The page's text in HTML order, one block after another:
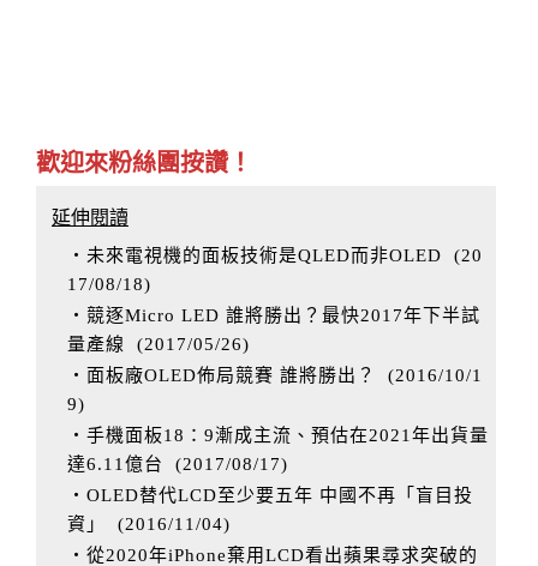
歡迎來粉絲團按讚！
延伸閱讀
‧未來電視機的面板技術是QLED而非OLED (20
17/08/18)
‧競逐Micro LED 誰將勝出？最快2017年下半試
量產線
(2017/05/26)
‧面板廠OLED佈局競賽 誰將勝出？
(2016/10/1
9)
‧手機面板18：9漸成主流、預估在2021年出貨量
達6.11億台
(2017/08/17)
‧OLED替代LCD至少要五年 中國不再「盲目投
資」
(2016/11/04)
‧從2020年iPhone棄用LCD看出蘋果尋求突破的